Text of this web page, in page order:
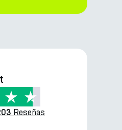
Reseñas